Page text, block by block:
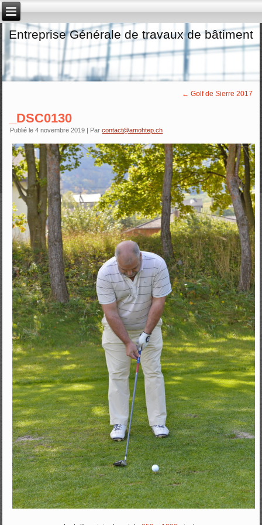
Entreprise Générale de travaux de bâtiment
← Golf de Sierre 2017
_DSC0130
Publié le 4 novembre 2019 | Par contact@amohtep.ch